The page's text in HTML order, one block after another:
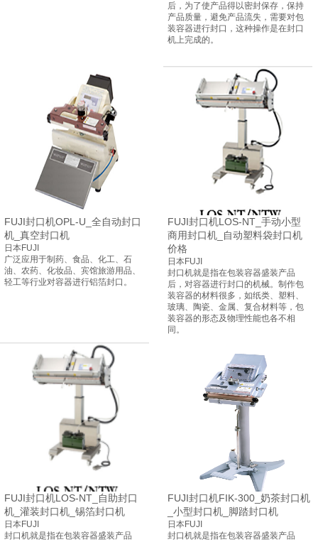
后，为了使产品得以密封保存，保持
产品质量，避免产品流失，需要对包
装容器进行封口，这种操作是在封口
机上完成的。
FUJI封口机OPL-U_全自动封口
机_真空封口机
日本FUJI
广泛应用于制药、食品、化工、石
油、农药、化妆品、宾馆旅游用品、
轻工等行业对容器进行铝箔封口。
FUJI封口机LOS-NT_手动小型
商用封口机_自动塑料袋封口机
价格
日本FUJI
封口机就是指在包装容器盛装产品
后，对容器进行封口的机械。制作包
装容器的材料很多，如纸类、塑料、
玻璃、陶瓷、金属、复合材料等，包
装容器的形态及物理性能也各不相
同。
FUJI封口机LOS-NT_自助封口
机_灌装封口机_锡箔封口机
日本FUJI
封口机就是指在包装容器盛装产品
FUJI封口机FIK-300_奶茶封口机
_小型封口机_脚踏封口机
日本FUJI
封口机就是指在包装容器盛装产品